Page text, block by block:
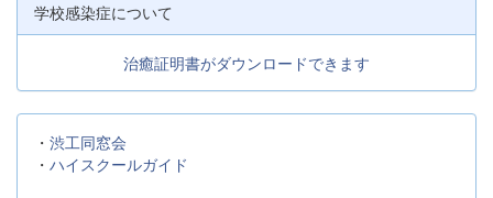
学校感染症について
治癒証明書がダウンロードできます
・ 渋工同窓会
・ ハイスクールガイド